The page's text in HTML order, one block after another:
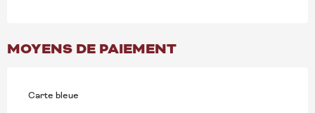
MOYENS DE PAIEMENT
Carte bleue